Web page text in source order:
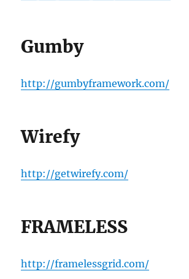
Gumby
http://gumbyframework.com/
Wirefy
http://getwirefy.com/
FRAMELESS
http://framelessgrid.com/